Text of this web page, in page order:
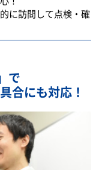
に訪問して点検・確
で
合にも対応！